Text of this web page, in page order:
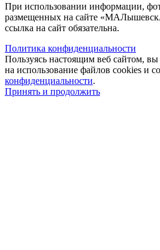
При использовании информации,
размещенных на сайте
ссылка на сайт обязательна.
Политика конфиденциальности
Пользуясь настоящим веб сайтом, вы
на использование файлов cookies и
конфиденциальности.
Принять и продолжить